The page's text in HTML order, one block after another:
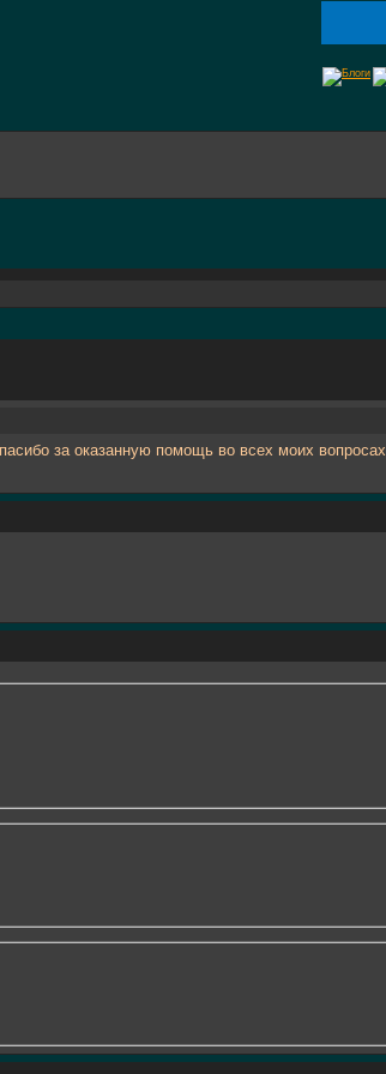
за оказанную помощь во всех моих вопросах